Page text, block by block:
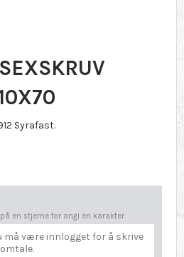
Syrafast.
en stjerne for angi en karakter